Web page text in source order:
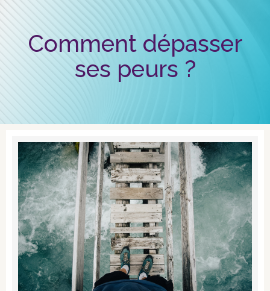
Comment dépasser
ses peurs ?